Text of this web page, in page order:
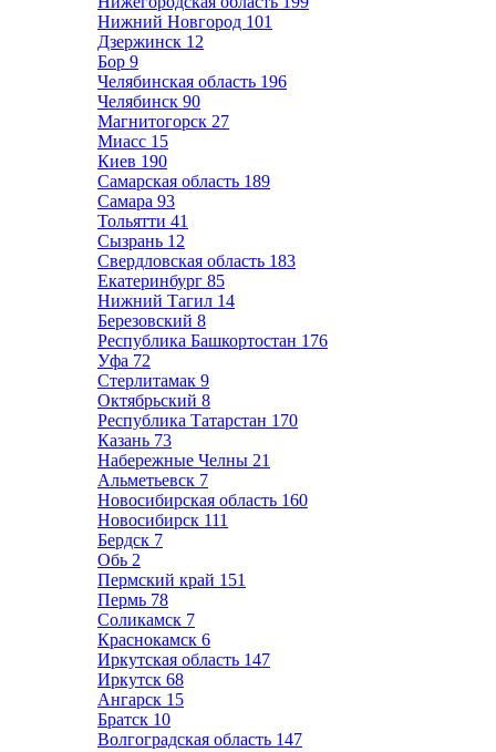
Нижний Новгород 101
Дзержинск 12
Бор 9
Челябинская область 196
Челябинск 90
Магнитогорск 27
Миасс 15
Киев 190
Самарская область 189
Самара 93
Тольятти 41
Сызрань 12
Свердловская область 183
Екатеринбург 85
Нижний Тагил 14
Березовский 8
Республика Башкортостан 176
Уфа 72
Стерлитамак 9
Октябрьский 8
Республика Татарстан 170
Казань 73
Набережные Челны 21
Альметьевск 7
Новосибирская область 160
Новосибирск 111
Бердск 7
Обь 2
Пермский край 151
Пермь 78
Соликамск 7
Краснокамск 6
Иркутская область 147
Иркутск 68
Ангарск 15
Братск 10
Волгоградская область 147